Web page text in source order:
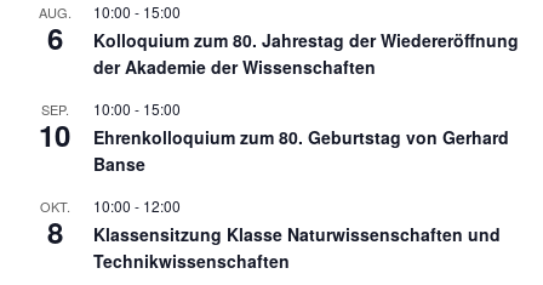
AUG.
6
10:00 - 15:00
Kolloquium zum 80. Jahrestag der Wiedereröffnung
der Akademie der Wissenschaften
SEP.
10
10:00 - 15:00
Ehrenkolloquium zum 80. Geburtstag von Gerhard
Banse
OKT.
8
10:00 - 12:00
Klassensitzung Klasse Naturwissenschaften und
Technikwissenschaften